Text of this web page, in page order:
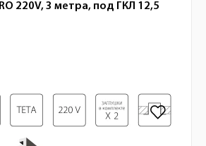
товара
товара
220V, 3 метра, под ГКЛ 12,5